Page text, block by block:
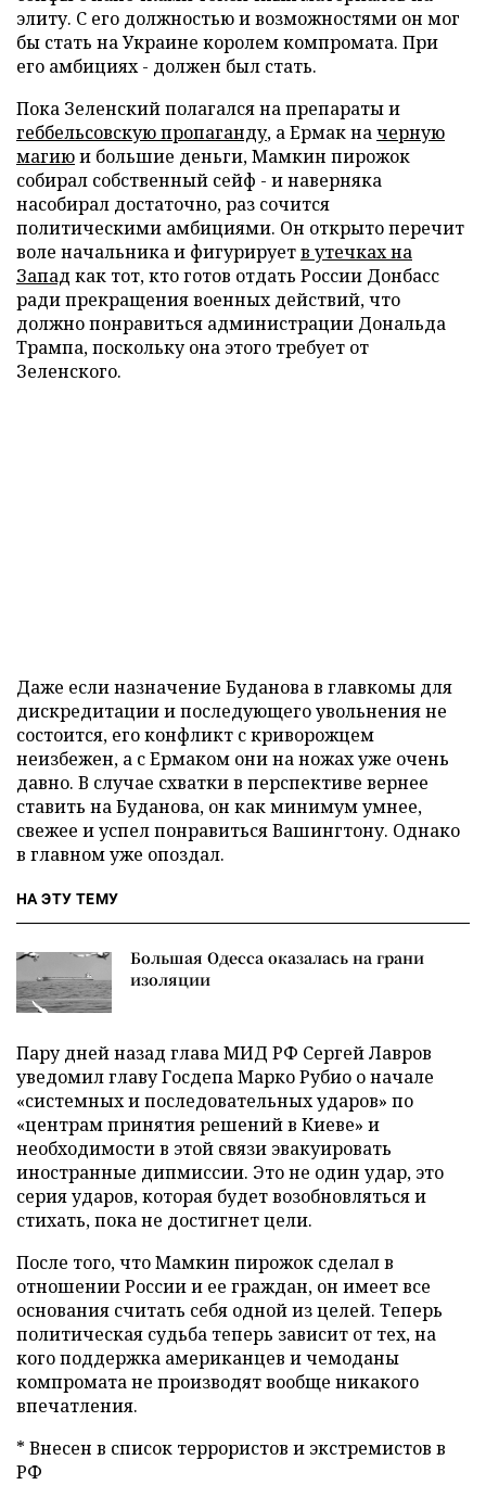
элиту. С его должностью и возможностями он мог
бы стать на Украине королем компромата. При
его амбициях - должен был стать.
Пока Зеленский полагался на препараты и
геббельсовскую пропаганду, а Ермак начерную
магиюи большие деньги, Мамкин пирожок
собирал собственный сейф - и наверняка
насобирал достаточно, раз сочится
политическими амбициями. Он открыто перечит
воле начальника и фигурируетв утечках на
Запад как тот, кто готов отдать России Донбасс
ради прекращения военных действий, что
должно понравиться администрации Дональда
Трампа, поскольку она этого требует от
Зеленского.
Даже если назначение Буданова в главкомы для
дискредитации и последующего увольнения не
состоится, его конфликт с криворожцем
неизбежен, а с Ермаком они на ножах уже очень
давно. В случае схватки в перспективе вернее
ставить на Буданова, он как минимум умнее,
свежее и успел понравиться Вашингтону. Однако
в главном уже опоздал.
НА ЭТУ ТЕМУ
Большая Одесса оказалась на грани
изоляции
Пару дней назад глава МИД РФ Сергей Лавров
уведомил главу Госдепа Марко Рубио о начале
«системных и последовательных ударов» по
«центрам принятия решений в Киеве» и
необходимости в этой связи эвакуировать
иностранные дипмиссии. Это не один удар, это
серия ударов, которая будет возобновляться и
стихать, пока не достигнет цели.
После того, что Мамкин пирожок сделал в
отношении России и ее граждан, он имеет все
основания считать себя одной из целей. Теперь
политическая судьба теперь зависит от тех, на
кого поддержка американцев и чемоданы
компромата не производят вообще никакого
впечатления.
* Внесен в список террористов и экстремистов в
РФ